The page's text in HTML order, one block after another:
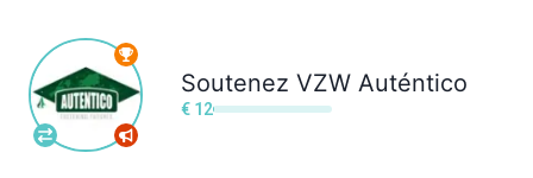
Soutenez VZW Auténtico
€ 12